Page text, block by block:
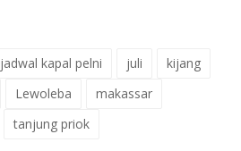
jadwal kapal pelni juli
kijang
Lewoleba
makassar
tanjung priok